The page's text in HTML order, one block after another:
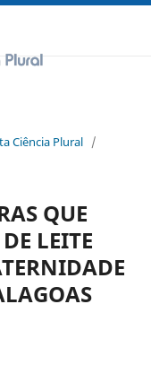
Ciência Plural /
QUE
LEITE